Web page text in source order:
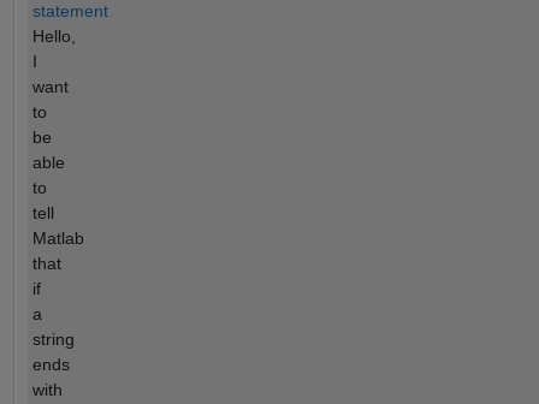
statement
Hello,
I
want
to
be
able
to
tell
Matlab
that
if
a
string
ends
with